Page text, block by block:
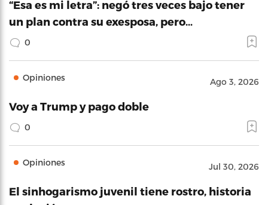
“Esa es mi letra”: negó tres veces bajo tener
un plan contra su exesposa, pero…
0
Opiniones Ago 3, 2026
Voy a Trump y pago doble
0
Opiniones Jul 30, 2026
El sinhogarismo juvenil tiene rostro, historia